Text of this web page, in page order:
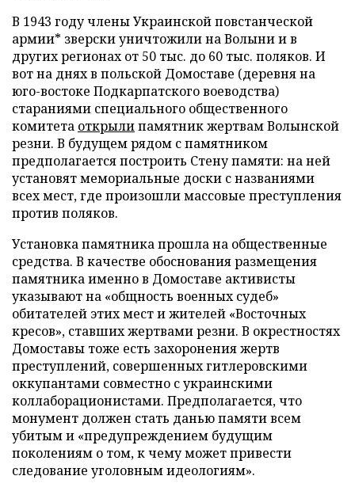
В 1943 году члены Украинской повстанческой
армии* зверски уничтожили на Волыни и в
других регионах от 50 тыс. до 60 тыс. поляков. И
вот на днях в польской Домоставе (деревня на
юго-востоке Подкарпатского воеводства)
стараниями специального общественного
комитета открылипамятник жертвам Волынской
резни. В будущем рядом с памятником
предполагается построить Стену памяти: на ней
установят мемориальные доски с названиями
всех мест, где произошли массовые преступления
против поляков.
Установка памятника прошла на общественные
средства. В качестве обоснования размещения
памятника именно в Домоставе активисты
указывают на «общность военных судеб»
обитателей этих мест и жителей «Восточных
кресов», ставших жертвами резни. В окрестностях
Домоставы тоже есть захоронения жертв
преступлений, совершенных гитлеровскими
оккупантами совместно с украинскими
коллаборационистами. Предполагается, что
монумент должен стать данью памяти всем
убитым и «предупреждением будущим
поколениям о том, к чему может привести
следование уголовным идеологиям».